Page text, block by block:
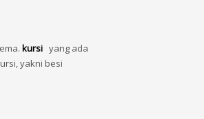
kursi yang ada
yakni besi